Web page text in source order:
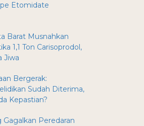
Etomidate
Barat Musnahkan
1,1 Ton Carisoprodol,
Jiwa
Bergerak:
Sudah Diterima,
Kepastian?
Peredaran